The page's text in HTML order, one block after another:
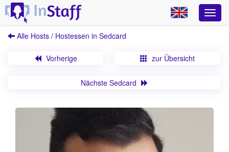
Alle Hosts / Hostessen in Sedcard
Vorherige zur Übersicht
Nächste Sedcard